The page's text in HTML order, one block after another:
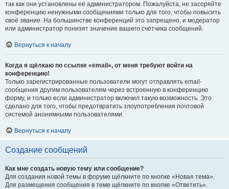
так как они установлены её администратором. Пожалуйста, не засоряйте
конференцию ненужными сообщениями только для того, чтобы повысить
своё звание. На большинстве конференций это запрещено, и модератор
или администратор понизят значение вашего счётчика сообщений.
Вернуться к началу
Когда я щёлкаю по ссылке «email», от меня требуют войти на
конференцию!
Только зарегистрированные пользователи могут отправлять email-
сообщения другим пользователям через встроенную в конференцию
форму, и только если администратор включил такую возможность. Это
сделано для того, чтобы предотвратить злоупотребления почтовой
системой анонимными пользователями.
Вернуться к началу
Создание сообщений
Как мне создать новую тему или сообщение?
Для создания новой темы в форуме щёлкните по кнопке «Новая тема».
Для размещения сообщения в теме щёлкните по кнопке «Ответить».